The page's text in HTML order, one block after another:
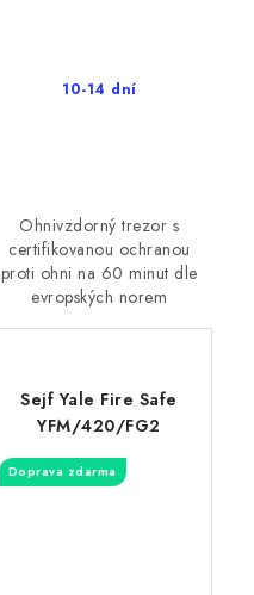
10-14 dní
Ohnivzdorný trezor s
certifikovanou ochranou
proti ohni na 60 minut dle
evropských norem
Sejf Yale Fire Safe
YFM/420/FG2
Doprava zdarma